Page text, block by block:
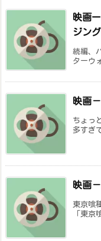
映画
ジング
続編、
ターウ
映画
ちょっ
多すぎ
映画
東京喰
「東